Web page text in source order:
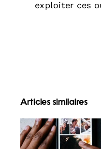
exploiter ces
Articles similaires